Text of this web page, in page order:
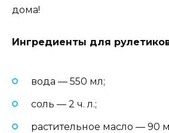
дома!
Ингредиенты для
вода — 550 мл;
соль — 2 ч. л.;
растительное масло — 90